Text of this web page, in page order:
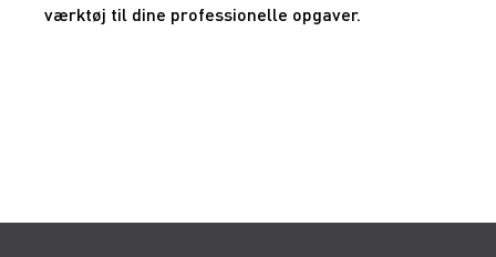
værktøj til dine professionelle opgaver.